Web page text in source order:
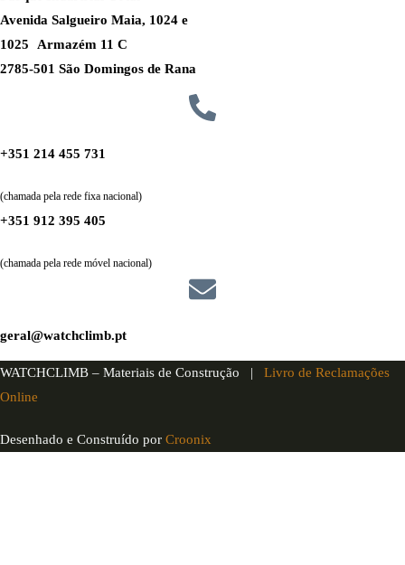
Avenida Salgueiro Maia, 1024 e
1025 Armazém 11 C
2785-501 São Domingos de Rana
+351 214 455 731
(chamada pela rede fixa nacional)
+351 912 395 405
(chamada pela rede móvel nacional)
geral@watchclimb.pt
WATCHCLIMB – Materiais de Construção | Livro de Reclamações
Online
Desenhado e Construído por Croonix